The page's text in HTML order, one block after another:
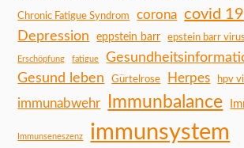
Chronic Fatigue Syndrom corona covid 19
Depression eppstein barr epstein barr virus
Erschöpfung fatigue
Gesund leben Gürtelrose Herpes hpv
immunabwehr Immunbalance
Immunseneszenz immunsystem